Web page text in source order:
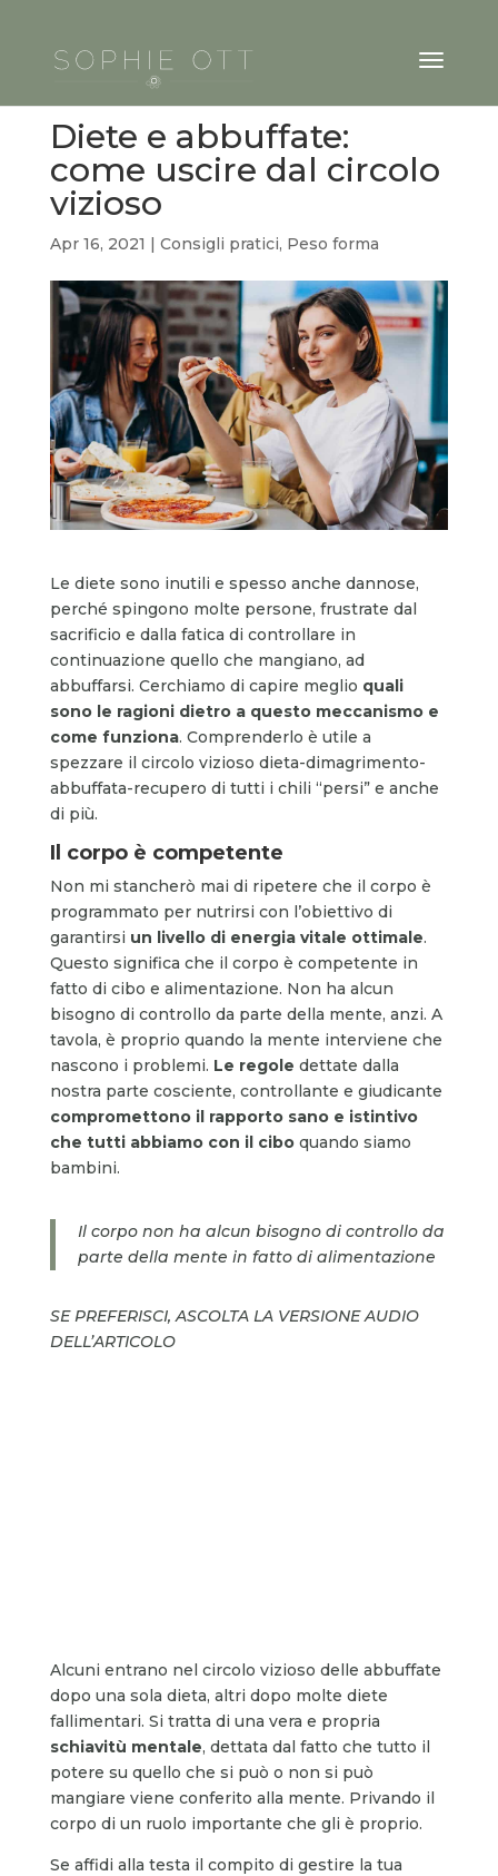
Diete e abbuffate:
come uscire dal circolo
vizioso
Apr 16, 2021 | Consigli pratici, Peso forma
Le diete sono inutili e spesso anche dannose,
perché spingono molte persone, frustrate dal
sacrificio e dalla fatica di controllare in
continuazione quello che mangiano, ad
abbuffarsi. Cerchiamo di capire meglio quali
sono le ragioni dietro a questo meccanismo e
come funziona. Comprenderlo è utile a
spezzare il circolo vizioso dieta-dimagrimento-
abbuffata-recupero di tutti i chili “persi” e anche
di più.
Il corpo è competente
Non mi stancherò mai di ripetere che il corpo è
programmato per nutrirsi con l’obiettivo di
garantirsi un livello di energia vitale ottimale.
Questo significa che il corpo è competente in
fatto di cibo e alimentazione. Non ha alcun
bisogno di controllo da parte della mente, anzi. A
tavola, è proprio quando la mente interviene che
nascono i problemi. Le regole dettate dalla
nostra parte cosciente, controllante e giudicante
compromettono il rapporto sano e istintivo
che tutti abbiamo con il cibo quando siamo
bambini.
Il corpo non ha alcun bisogno di controllo da
parte della mente in fatto di alimentazione
SE PREFERISCI, ASCOLTA LA VERSIONE AUDIO
DELL’ARTICOLO
Alcuni entrano nel circolo vizioso delle abbuffate
dopo una sola dieta, altri dopo molte diete
fallimentari. Si tratta di una vera e propria
schiavitù mentale, dettata dal fatto che tutto il
potere su quello che si può o non si può
mangiare viene conferito alla mente. Privando il
corpo di un ruolo importante che gli è proprio.
Se affidi alla testa il compito di gestire la tua